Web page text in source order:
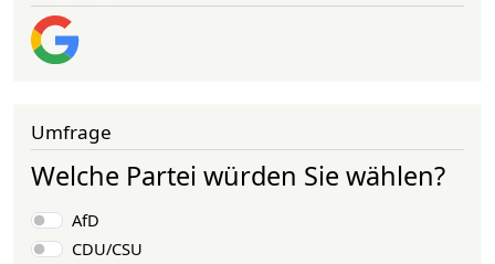
Umfrage
Welche Partei würden Sie wählen?
Auswahlmöglichkeiten
AfD
CDU/CSU